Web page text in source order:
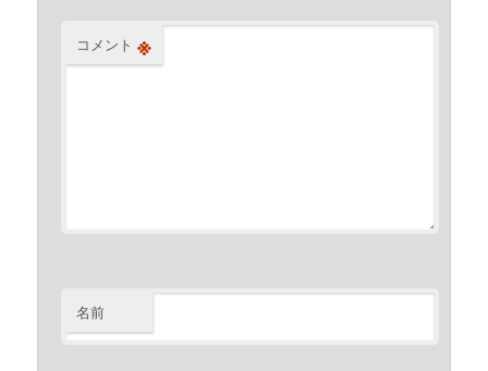
コメント ※
名前